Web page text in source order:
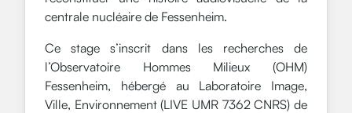
centrale nucléaire de Fessenheim.
Ce stage s’inscrit dans les recherches de
l’Observatoire Hommes Milieux (OHM)
Fessenheim, hébergé au Laboratoire Image,
Ville, Environnement (LIVE UMR 7362 CNRS) de